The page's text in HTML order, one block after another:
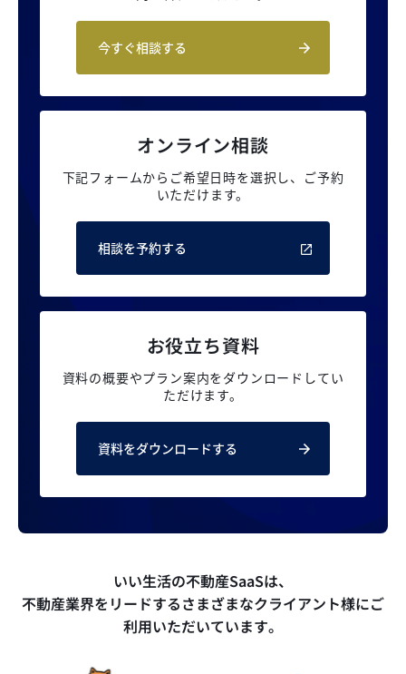
今すぐ相談する
オンライン相談
下記フォームからご希望日時を選択し、 ご予約
いただけます。
相談を予約する
お役立ち資料
資料の概要やプラン案内をダウンロードしてい
ただけます。
資料をダウンロードする
いい生活の不動産SaaSは、
不動産業界をリードするさまざまなクライアント様にご
利用いただいています。